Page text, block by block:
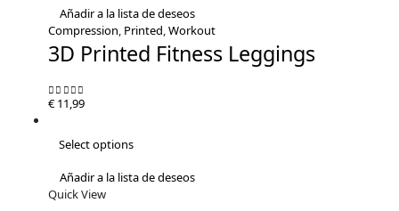
Añadir a la lista de deseos
Compression, Printed,Workout
3D Printed Fitness Leggings
0 out of 5
€ 11,99
Select options
Añadir a la lista de deseos
Quick View